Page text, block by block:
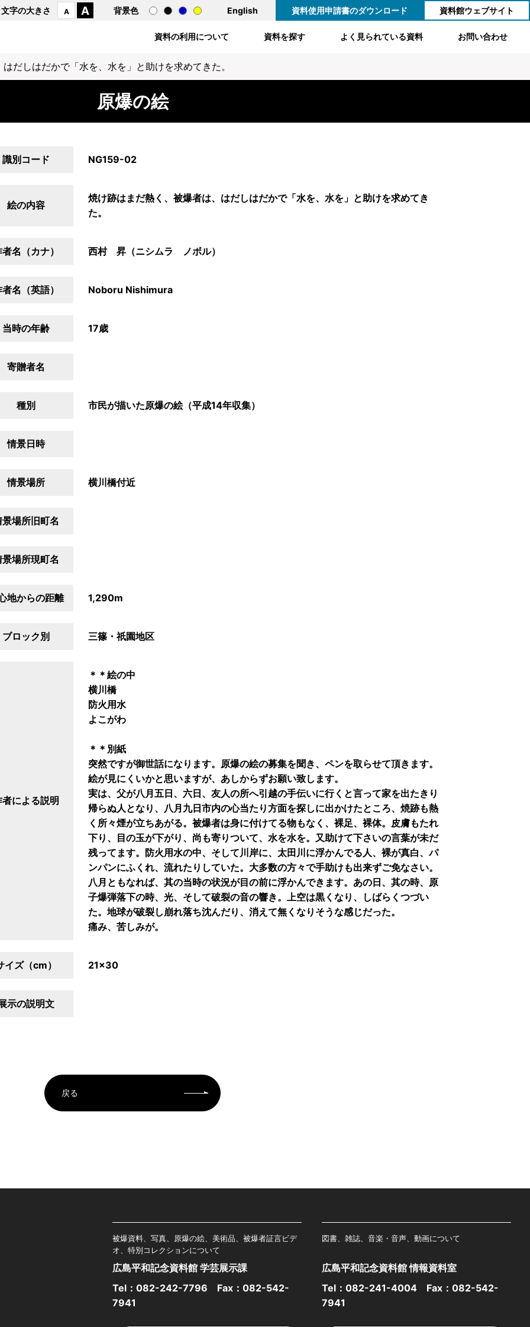
文字の大きさ A A 背景色 English 資料使用申請書のダウンロード 資料館ウェブサイト
資料の利用について 資料を探す よく見られている資料 お問い合わせ
だしはだかで「水を、水を」と助けを求めてきた。
原爆の絵
識別コード NG159-02
絵の内容
焼け跡はまだ熱く、被爆者は、はだしはだかで「水を、水を」と助けを求めてき
た。
名（カナ） 西村 昇（ニシムラ ノボル）
名（英語） Noboru Nishimura
当時の年齢 17歳
寄贈者名
種別 市民が描いた原爆の絵（平成14年収集）
情景日時
情景場所 横川橋付近
景場所旧町名
景場所現町名
地からの距離 1,290m
ブロック別 三篠・祇園地区
者による説明
＊＊絵の中
横川橋
防火用水
よこがわ
＊＊別紙
突然ですが御世話になります。原爆の絵の募集を聞き、ペンを取らせて頂きます。
絵が見にくいかと思いますが、あしからずお願い致します。
実は、父が八月五日、六日、友人の所へ引越の手伝いに行くと言って家を出たきり
帰らぬ人となり、八月九日市内の心当たり方面を探しに出かけたところ、焼跡も熱
く所々煙が立ちあがる。被爆者は身に付けてる物もなく、裸足、裸体。皮膚もたれ
下り、目の玉が下がり、尚も寄りついて、水を水を。又助けて下さいの言葉が未だ
残ってます。防火用水の中、そして川岸に、太田川に浮かんでる人、裸が真白、パ
ンパンにふくれ、流れたりしていた。大多数の方々で手助けも出来ずご免なさい。
八月ともなれば、其の当時の状況が目の前に浮かんできます。あの日、其の時、原
子爆弾落下の時、光、そして破裂の音の響き。上空は黒くなり、しばらくつづい
た。地球が破裂し崩れ落ち沈んだり、消えて無くなりそうな感じだった。
痛み、苦しみが。
イズ（cm） 21×30
示の説明文
戻る
被爆資料、写真、原爆の絵、美術品、被爆者証言ビデ
オ、特別コレクションについて
広島平和記念資料館 学芸展示課
Tel： 082-242-7796 Fax：082-542-
7941
図書、雑誌、音楽・音声、動画について
広島平和記念資料館 情報資料室
Tel： 082-241-4004 Fax：082-542-
7941